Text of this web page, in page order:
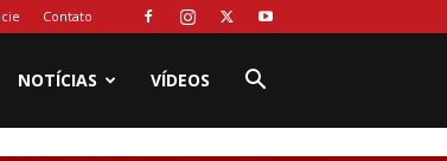
Contato
NOTÍCIAS VÍDEOS